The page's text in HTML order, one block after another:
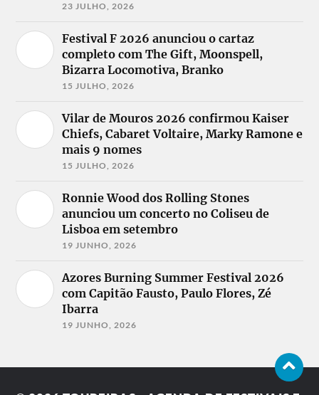
23 JULHO, 2026
Festival F 2026 anunciou o cartaz
completo com The Gift, Moonspell,
Bizarra Locomotiva, Branko
15 JULHO, 2026
Vilar de Mouros 2026 confirmou Kaiser
Chiefs, Cabaret Voltaire, Marky Ramone e
mais 9 nomes
15 JULHO, 2026
Ronnie Wood dos Rolling Stones
anunciou um concerto no Coliseu de
Lisboa em setembro
19 JUNHO, 2026
Azores Burning Summer Festival 2026
com Capitão Fausto, Paulo Flores, Zé
Ibarra
19 JUNHO, 2026